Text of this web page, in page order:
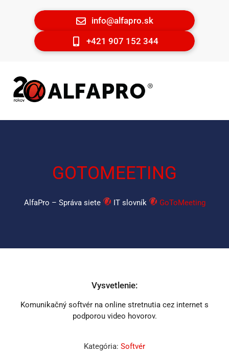
info@alfapro.sk
+421 907 152 344
GOTOMEETING
AlfaPro – Správa siete IT slovník GoToMeeting
Vysvetlenie:
Komunikačný softvér na online stretnutia cez internet s
podporou video hovorov.
Kategória: Softvér